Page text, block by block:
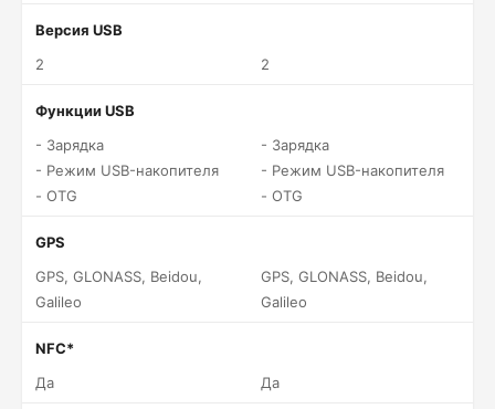
Версия USB
2
2
Функции USB
- Зарядка
- Режим USB-накопителя
- OTG
- Зарядка
- Режим USB-накопителя
- OTG
GPS
GPS, GLONASS, Beidou,
Galileo
GPS, GLONASS, Beidou,
Galileo
NFC*
Да
Да